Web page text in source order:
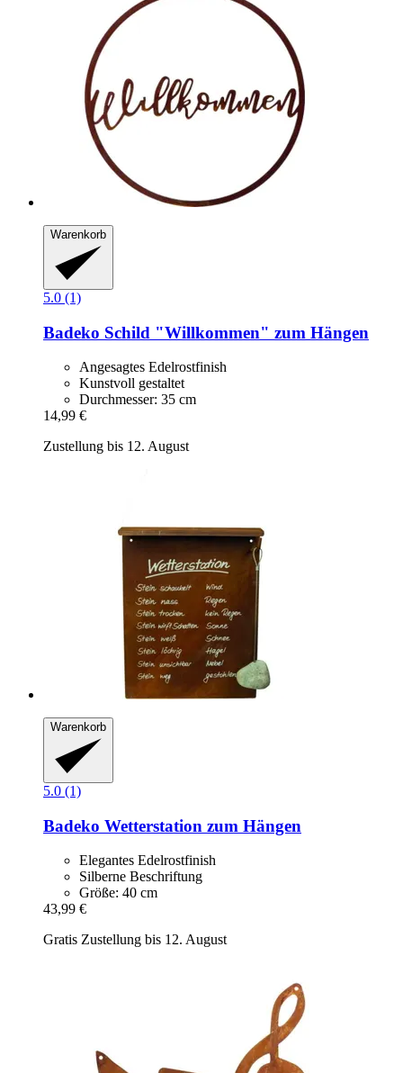
Warenkorb
5.0 (1)
Badeko Schild "Willkommen" zum Hängen
Angesagtes Edelrostfinish
Kunstvoll gestaltet
Durchmesser: 35 cm
14,99 €
Zustellung bis 12. August
Warenkorb
5.0 (1)
Badeko Wetterstation zum Hängen
Elegantes Edelrostfinish
Silberne Beschriftung
Größe: 40 cm
43,99 €
Gratis Zustellung bis 12. August